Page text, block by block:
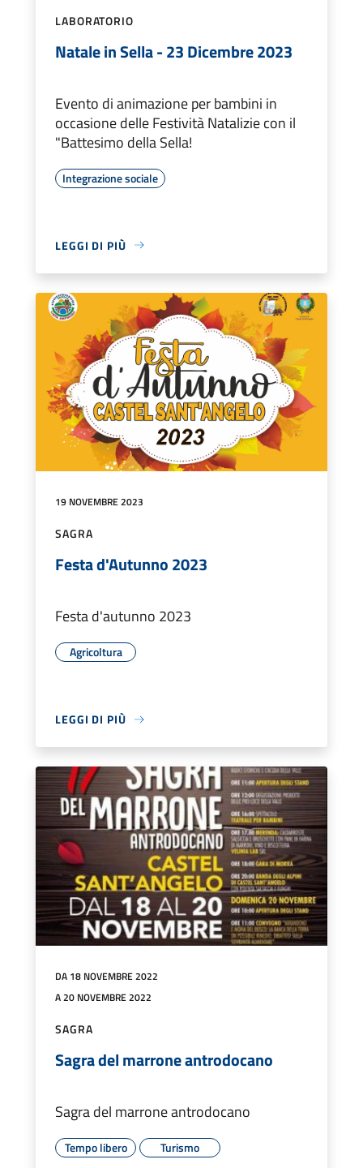
LABORATORIO
Natale in Sella - 23 Dicembre 2023
Evento di animazione per bambini in
occasione delle Festività Natalizie con il
"Battesimo della Sella!
Integrazione sociale
LEGGI DI PIÙ
19 NOVEMBRE 2023
SAGRA
Festa d'Autunno 2023
Festa d'autunno 2023
Agricoltura
LEGGI DI PIÙ
DA 18 NOVEMBRE 2022
A 20 NOVEMBRE 2022
SAGRA
Sagra del marrone antrodocano
Sagra del marrone antrodocano
Tempo libero Turismo